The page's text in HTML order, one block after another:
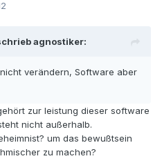
agnostiker:
verändern, Software aber
zur leistung dieser software
nicht außerhalb.
um das bewußtsein
zu machen?